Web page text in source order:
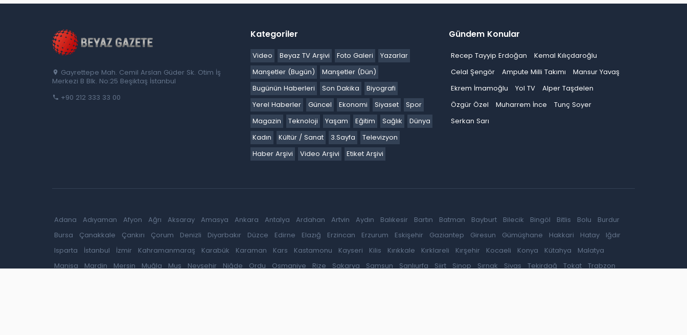
Gayrettepe Mah. Cemil Arslan Güder Sk. Otim İş
Merkezi B Blk. No:25 Beşiktaş İstanbul
+90 212 333 33 00
Kategoriler
Video Beyaz TV Arşivi Foto Galeri
Yazarlar
Manşetler (Bugün)
Manşetler (Dün)
Bugünün Haberleri
Son Dakika
Biyografi
Yerel Haberler
Güncel Ekonomi Siyaset
Spor
Magazin
Teknoloji Yaşam Eğitim Sağlık
Dünya
Kadın
Kültür / Sanat 3.Sayfa
Televizyon
Haber Arşivi
Video Arşivi Etiket Arşivi
Gündem Konular
Recep Tayyip Erdoğan
Kemal Kılıçdaroğlu
Celal Şengör
Ampute Milli Takımı
Mansur Yavaş
Ekrem İmamoğlu
Yol TV
Alper Taşdelen
Özgür Özel
Muharrem İnce
Tunç Soyer
Serkan Sarı
Adana Adıyaman Afyon Ağrı Aksaray Amasya Ankara Antalya Ardahan Artvin Aydın Balıkesir Bartın Batman Bayburt Bilecik Bingöl Bitlis Bolu
Burdur
Bursa
Çanakkale Çankırı Çorum Denizli Diyarbakır Düzce Edirne Elazığ Erzincan Erzurum Eskişehir Gaziantep Giresun Gümüşhane Hakkari Hatay
Iğdır
Isparta
İstanbul İzmir Kahramanmaraş Karabük Karaman Kars Kastamonu Kayseri Kilis Kırıkkale Kırklareli Kırşehir Kocaeli Konya Kütahya
Malatya
Manisa
Mardin Mersin Muğla Muş Nevşehir Niğde Ordu Osmaniye Rize Sakarya Samsun Şanlıurfa Siirt Sinop Şırnak Sivas Tekirdağ Tokat
Trabzon